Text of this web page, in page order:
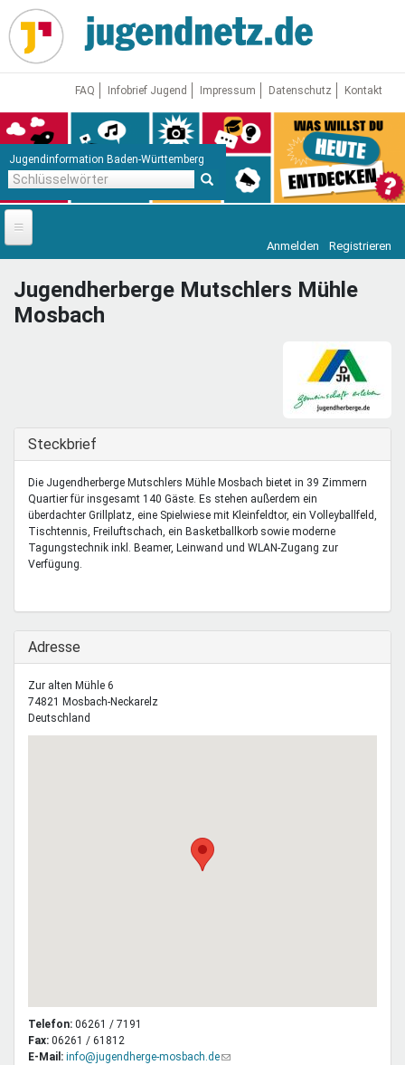
Direkt
zum
Inhalt
FAQ Infobrief Jugend Impressum Datenschutz Kontakt
Jugendinformation Baden-Württemberg
Startseite
News
Jugendnetz
Schule & Beruf
Demokratie & Beteiligung
Anmelden Registrieren
Jugendherberge Mutschlers Mühle
Mosbach
Ausblenden
Steckbrief
Die Jugendherberge Mutschlers Mühle Mosbach bietet in 39 Zimmern
Quartier für insgesamt 140 Gäste. Es stehen außerdem ein
überdachter Grillplatz, eine Spielwiese mit Kleinfeldtor, ein Volleyballfeld,
Tischtennis, Freiluftschach, ein Basketballkorb sowie moderne
Tagungstechnik inkl. Beamer, Leinwand und WLAN-Zugang zur
Verfügung.
Ausblenden
Adresse
Zur alten Mühle 6
74821 Mosbach-Neckarelz
Deutschland
Telefon: 06261 / 7191
Fax: 06261 / 61812
E-Mail: info@jugendherge-mosbach.de(Link